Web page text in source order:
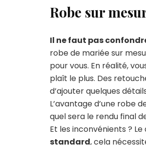
Robe sur
Il ne faut pas
robe de mariée sur
pour vous. En réalité,
plaît le plus. Des
d’ajouter quelques
L’avantage d’une robe
quel sera le rendu final
Et les inconvénients ?
standard, cela